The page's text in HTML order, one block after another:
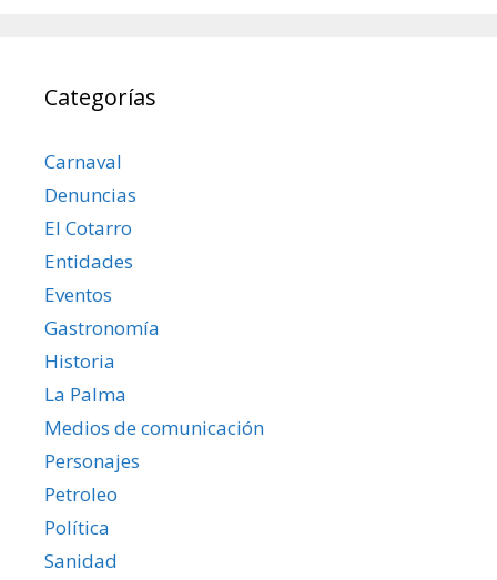
Categorías
Carnaval
Denuncias
El Cotarro
Entidades
Eventos
Gastronomía
Historia
La Palma
Medios de comunicación
Personajes
Petroleo
Política
Sanidad